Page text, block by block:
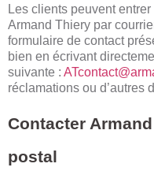
Les clients peuvent
Armand Thiery par
formulaire de contact
bien en écrivant
suivante :
réclamations ou d’autres
Contacter
postal